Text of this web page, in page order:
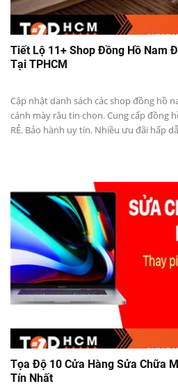
Tiết Lộ 11+ Shop Đồng Hồ Nam
Tại TPHCM
Cập nhật danh sách các shop đồng hồ
cánh mày râu tin chọn. Cung cấp đồng
RẺ. Bảo hành uy tín. Nhiều ưu đãi hấp
Tọa Độ 10 Cửa Hàng Sửa Chữa
Tín Nhất